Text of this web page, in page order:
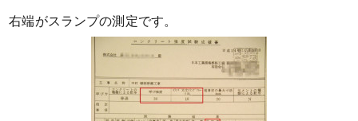
右端がスランプの測定です。